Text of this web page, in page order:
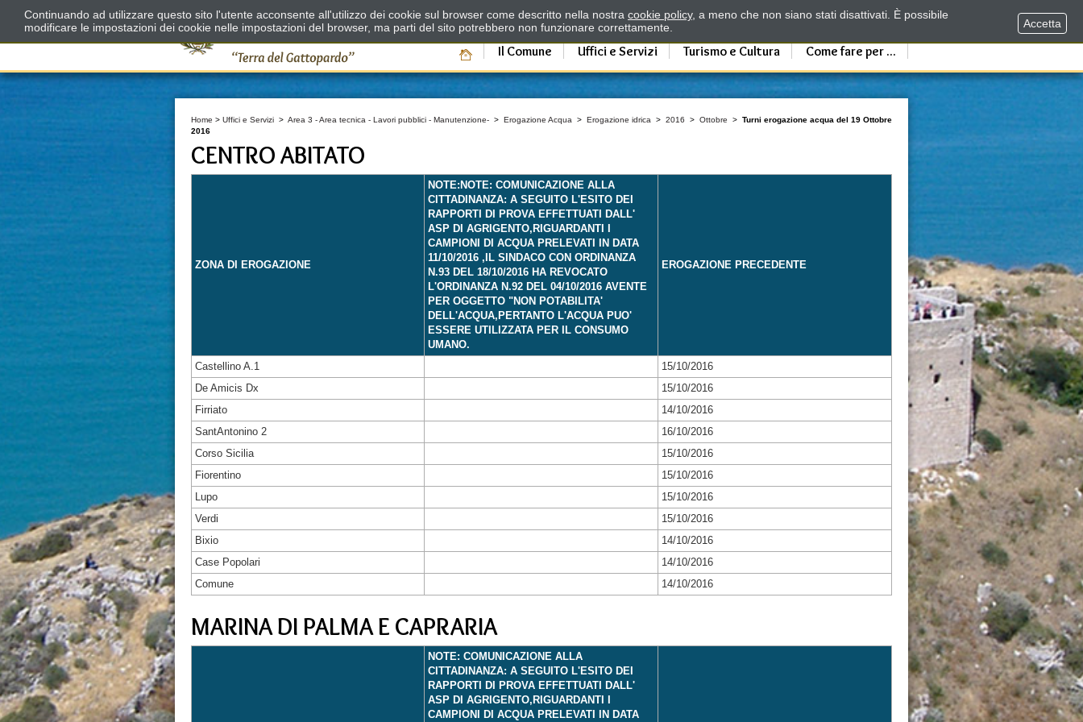
Il Comune Uffici e Servizi Turismo e Cultura Come fare per ...
Home > Uffici e Servizi > Area 3 - Area tecnica - Lavori pubblici - Manutenzione- > Erogazione Acqua > Erogazione idrica > 2016 > Ottobre > Turni erogazione acqua del 19 Ottobre
2016
CENTRO ABITATO
ZONA DI EROGAZIONE
NOTE:NOTE: COMUNICAZIONE ALLA
CITTADINANZA: A SEGUITO L'ESITO DEI
RAPPORTI DI PROVA EFFETTUATI DALL'
ASP DI AGRIGENTO,RIGUARDANTI I
CAMPIONI DI ACQUA PRELEVATI IN DATA
11/10/2016 ,IL SINDACO CON ORDINANZA
N.93 DEL 18/10/2016 HA REVOCATO
L'ORDINANZA N.92 DEL 04/10/2016 AVENTE
PER OGGETTO "NON POTABILITA'
DELL'ACQUA,PERTANTO L'ACQUA PUO'
ESSERE UTILIZZATA PER IL CONSUMO
UMANO.
EROGAZIONE PRECEDENTE
Castellino A.1
15/10/2016
De Amicis Dx
15/10/2016
Firriato
14/10/2016
SantAntonino 2
16/10/2016
Corso Sicilia
15/10/2016
Fiorentino
15/10/2016
Lupo
15/10/2016
Verdi
15/10/2016
Bixio
14/10/2016
Case Popolari
14/10/2016
Comune
14/10/2016
MARINA DI PALMA E CAPRARIA
NOTE: COMUNICAZIONE ALLA
CITTADINANZA: A SEGUITO L'ESITO DEI
RAPPORTI DI PROVA EFFETTUATI DALL'
ASP DI AGRIGENTO,RIGUARDANTI I
CAMPIONI DI ACQUA PRELEVATI IN DATA
Continuando ad utilizzare questo sito l'utente acconsente all'utilizzo dei cookie sul browser come descritto nella nostra cookie policy, a meno che non siano stati disattivati. È possibile
modificare le impostazioni dei cookie nelle impostazioni del browser, ma parti del sito potrebbero non funzionare correttamente.
Accetta